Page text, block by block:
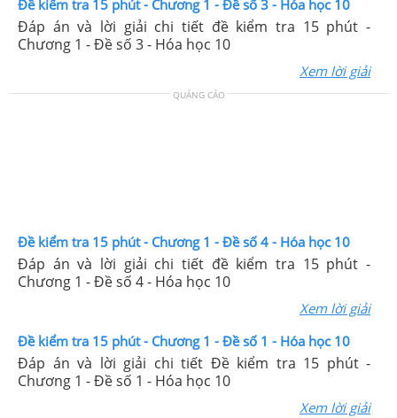
Đề kiểm tra 15 phút - Chương 1 - Đề số 3 - Hóa học 10
Đáp án và lời giải chi tiết đề kiểm tra 15 phút -
Chương 1 - Đề số 3 - Hóa học 10
Xem lời giải
QUẢNG CÁO
Đề kiểm tra 15 phút - Chương 1 - Đề số 4 - Hóa học 10
Đáp án và lời giải chi tiết đề kiểm tra 15 phút -
Chương 1 - Đề số 4 - Hóa học 10
Xem lời giải
Đề kiểm tra 15 phút - Chương 1 - Đề số 1 - Hóa học 10
Đáp án và lời giải chi tiết Đề kiểm tra 15 phút -
Chương 1 - Đề số 1 - Hóa học 10
Xem lời giải